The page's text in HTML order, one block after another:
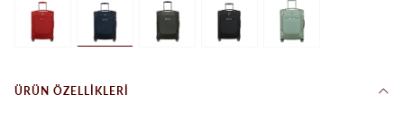
ÜRÜN ÖZELLIKLERI